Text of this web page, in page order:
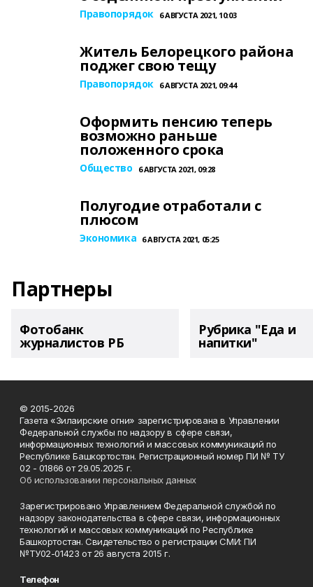
Правопорядок 6 АВГУСТА 2021, 10:03
Житель Белорецкого района
поджег свою тещу
Правопорядок 6 АВГУСТА 2021, 09:44
Оформить пенсию теперь
возможно раньше
положенного срока
Общество 6 АВГУСТА 2021, 09:28
Полугодие отработали с
плюсом
Экономика 6 АВГУСТА 2021, 05:25
Партнеры
Фотобанк
журналистов РБ
Рубрика "Еда и
напитки"
© 2015-2026
Газета «Зилаирские огни» зарегистрирована в Управлении
Федеральной службы по надзору в сфере связи,
информационных технологий и массовых коммуникаций по
Республике Башкортостан. Регистрационный номер ПИ № ТУ
02 - 01866 от 29.05.2025 г.
Об использовании персональных данных
Зарегистрировано Управлением Федеральной службой по
надзору законодательства в сфере связи, информационных
технологий и массовых коммуникаций по Республике
Башкортостан. Свидетельство о регистрации СМИ: ПИ
№ТУ02-01423 от 26 августа 2015 г.
Телефон